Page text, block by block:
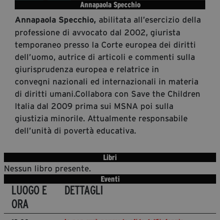
Diventa Partner
Fondazione Trame
Chi Siamo
Civico Trame
#Trameascuola
Visioni Civiche
Il Diritto di Essere
Archivio Storico
Contatti
Annapaola Specchio
Annapaola Specchio, abilitata all’esercizio della
professione di avvocato dal 2002, giurista
temporaneo presso la Corte europea dei diritti
dell’uomo, autrice di articoli e commenti sulla
giurisprudenza europea e relatrice in
convegni nazionali ed internazionali in materia
di diritti umani.Collabora con Save the Children
Italia dal 2009 prima sui MSNA poi sulla
giustizia minorile. Attualmente responsabile
dell’unità di povertà educativa.
Libri
Nessun libro presente.
Eventi
LUOGO E
ORA
DETTAGLI